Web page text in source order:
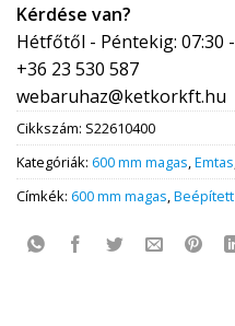
Kérdése van?
Hétfőtől - Péntekig: 07:30
+36 23 530 587
webaruhaz@ketkorkft.hu
Cikkszám: S22610400
Kategóriák: 600 mm magas,Emtas
Címkék: 600 mm magas,